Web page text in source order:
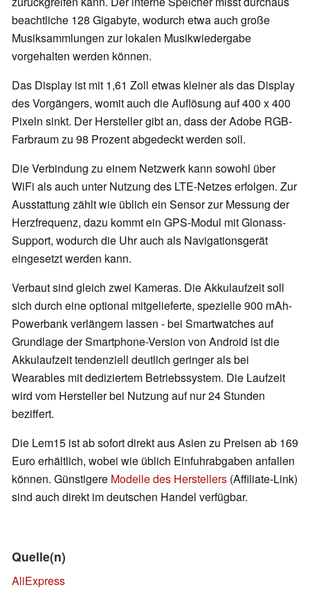
beachtliche 128 Gigabyte, wodurch etwa auch große
Musiksammlungen zur lokalen Musikwiedergabe
vorgehalten werden können.
Das Display ist mit 1,61 Zoll etwas kleiner als das Display
des Vorgängers, womit auch die Auflösung auf 400 x 400
Pixeln sinkt. Der Hersteller gibt an, dass der Adobe RGB-
Farbraum zu 98 Prozent abgedeckt werden soll.
Die Verbindung zu einem Netzwerk kann sowohl über
WiFi als auch unter Nutzung des LTE-Netzes erfolgen. Zur
Ausstattung zählt wie üblich ein Sensor zur Messung der
Herzfrequenz, dazu kommt ein GPS-Modul mit Glonass-
Support, wodurch die Uhr auch als Navigationsgerät
eingesetzt werden kann.
Verbaut sind gleich zwei Kameras. Die Akkulaufzeit soll
sich durch eine optional mitgelieferte, spezielle 900 mAh-
Powerbank verlängern lassen - bei Smartwatches auf
Grundlage der Smartphone-Version von Android ist die
Akkulaufzeit tendenziell deutlich geringer als bei
Wearables mit dediziertem Betriebssystem. Die Laufzeit
wird vom Hersteller bei Nutzung auf nur 24 Stunden
beziffert.
Die Lem15 ist ab sofort direkt aus Asien zu Preisen ab 169
Euro erhältlich, wobei wie üblich Einfuhrabgaben anfallen
können. Günstigere Modelle des Herstellers (Affiliate-Link)
sind auch direkt im deutschen Handel verfügbar.
Quelle(n)
AliExpress